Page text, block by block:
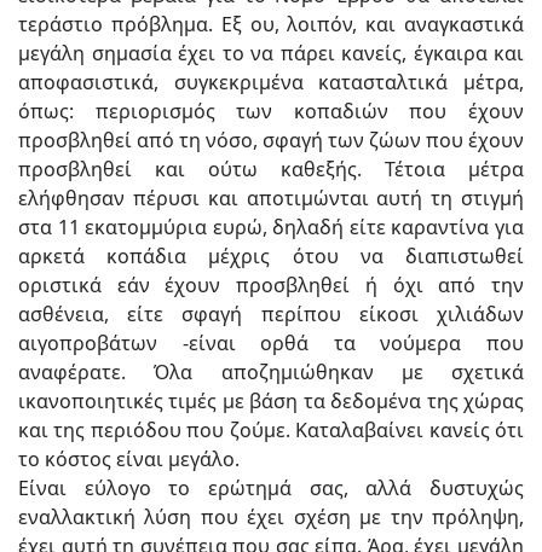
τεράστιο πρόβλημα. Εξ ου, λοιπόν, και αναγκαστικά
μεγάλη σημασία έχει το να πάρει κανείς, έγκαιρα και
αποφασιστικά, συγκεκριμένα κατασταλτικά μέτρα,
όπως: περιορισμός των κοπαδιών που έχουν
προσβληθεί από τη νόσο, σφαγή των ζώων που έχουν
προσβληθεί και ούτω καθεξής. Τέτοια μέτρα
ελήφθησαν πέρυσι και αποτιμώνται αυτή τη στιγμή
στα 11 εκατομμύρια ευρώ, δηλαδή είτε καραντίνα για
αρκετά κοπάδια μέχρις ότου να διαπιστωθεί
οριστικά εάν έχουν προσβληθεί ή όχι από την
ασθένεια, είτε σφαγή περίπου είκοσι χιλιάδων
αιγοπροβάτων -είναι ορθά τα νούμερα που
αναφέρατε. Όλα αποζημιώθηκαν με σχετικά
ικανοποιητικές τιμές με βάση τα δεδομένα της χώρας
και της περιόδου που ζούμε. Καταλαβαίνει κανείς ότι
το κόστος είναι μεγάλο.
Είναι εύλογο το ερώτημά σας, αλλά δυστυχώς
εναλλακτική λύση που έχει σχέση με την πρόληψη,
έχει αυτή τη συνέπεια που σας είπα. Άρα, έχει μεγάλη